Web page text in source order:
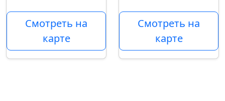
Смотреть на
карте
Смотреть на
карте